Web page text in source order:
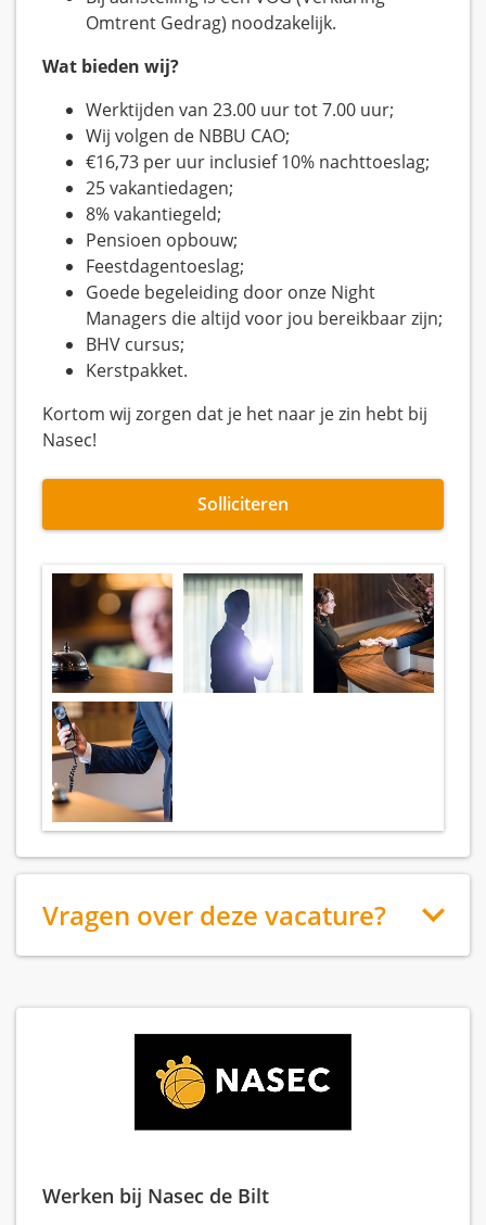
Omtrent Gedrag) noodzakelijk.
Wat bieden wij?
Werktijden van 23.00 uur tot 7.00 uur;
Wij volgen de NBBU CAO;
€16,73 per uur inclusief 10% nachttoeslag;
25 vakantiedagen;
8% vakantiegeld;
Pensioen opbouw;
Feestdagentoeslag;
Goede begeleiding door onze Night
Managers die altijd voor jou bereikbaar zijn;
BHV cursus;
Kerstpakket.
Kortom wij zorgen dat je het naar je zin hebt bij
Nasec!
Solliciteren
Vragen over deze vacature?
Werken bij Nasec de Bilt